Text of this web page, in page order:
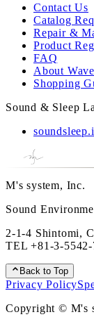
Contact Us
Catalog
Repair &
Product
FAQ
About
Shopping
Sound & Sleep
M's system, Inc.
Sound
2-1-4 Shintomi,
TEL+81-3-5542-
Back to Top
Privacy Policy
Copyright © M's